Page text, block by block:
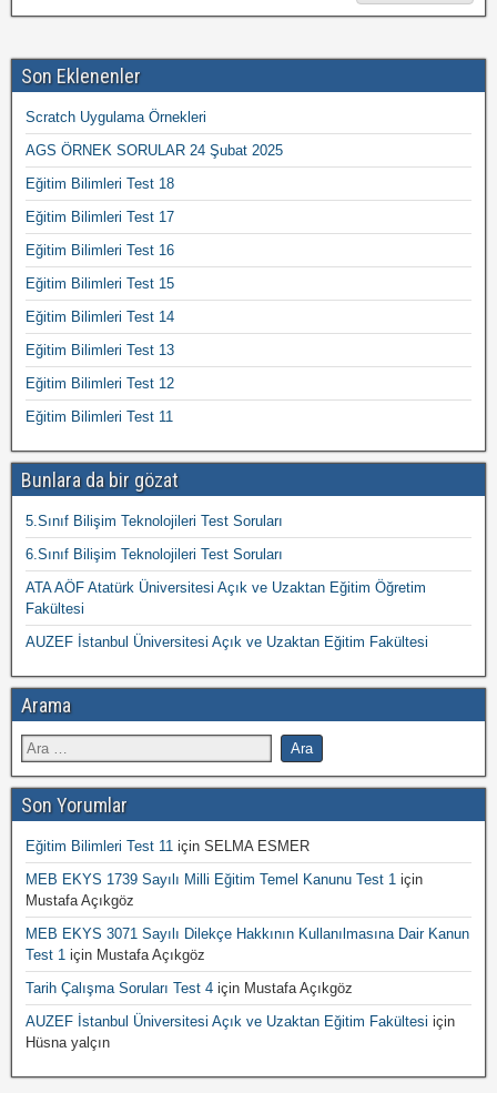
Son Eklenenler
Scratch Uygulama Örnekleri
AGS ÖRNEK SORULAR 24 Şubat 2025
Eğitim Bilimleri Test 18
Eğitim Bilimleri Test 17
Eğitim Bilimleri Test 16
Eğitim Bilimleri Test 15
Eğitim Bilimleri Test 14
Eğitim Bilimleri Test 13
Eğitim Bilimleri Test 12
Eğitim Bilimleri Test 11
Bunlara da bir gözat
5.Sınıf Bilişim Teknolojileri Test Soruları
6.Sınıf Bilişim Teknolojileri Test Soruları
ATA AÖF Atatürk Üniversitesi Açık ve Uzaktan Eğitim Öğretim
Fakültesi
AUZEF İstanbul Üniversitesi Açık ve Uzaktan Eğitim Fakültesi
Arama
Son Yorumlar
Eğitim Bilimleri Test 11 için SELMA ESMER
MEB EKYS 1739 Sayılı Milli Eğitim Temel Kanunu Test 1 için
Mustafa Açıkgöz
MEB EKYS 3071 Sayılı Dilekçe Hakkının Kullanılmasına Dair Kanun
Test 1 için Mustafa Açıkgöz
Tarih Çalışma Soruları Test 4 için Mustafa Açıkgöz
AUZEF İstanbul Üniversitesi Açık ve Uzaktan Eğitim Fakültesi için
Hüsna yalçın